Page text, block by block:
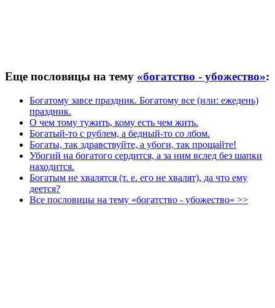
Еще пословицы на тему «богатство - убожество»:
Богатому завсе праздник. Богатому все (или: ежедень)
праздник.
О чем тому тужить, кому есть чем жить.
Богатый-то с рублем, а бедный-то со лбом.
Богаты, так здравствуйте, а убоги, так прощайте!
Убогий на богатого сердится, а за ним вслед без шапки
находится.
Богатым не хвалятся (т. е. его не хвалят), да что ему
деется?
Все пословицы на тему «богатство - убожество» >>